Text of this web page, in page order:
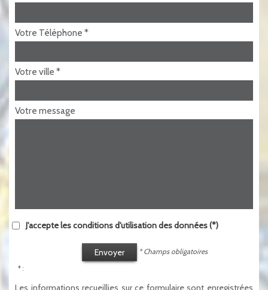
Votre Téléphone *
Votre ville *
Votre message
J'accepte les conditions d'utilisation des données (*)
Envoyer * Champs obligatoires
* :
Les informations recueillies sur ce formulaire sont enregistrées